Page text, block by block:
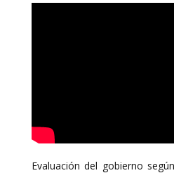
Evaluación del gobierno